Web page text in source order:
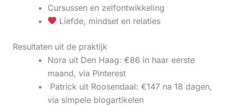
Cursussen en zelfontwikkeling
Liefde, mindset en relaties
Resultaten uit de praktijk
Nora uit Den Haag: €86 in haar eerste
maand, via Pinterest
‍ Patrick uit Roosendaal: €147 na 18 dagen,
via simpele blogartikelen